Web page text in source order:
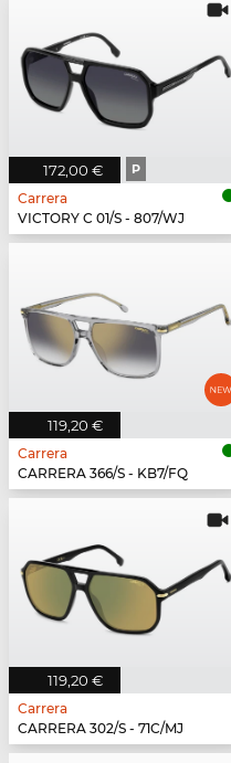
172,00 € P
Carrera
VICTORY C 01/S - 807/WJ
119,20 €
Carrera
CARRERA 366/S - KB7/FQ
119,20 €
Carrera
CARRERA 302/S - 71C/MJ